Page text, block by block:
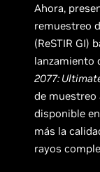
Ahora,
remuestreo
(ReSTIR GI)
lanzamiento
2077:
de muestreo
disponible en
más la
rayos